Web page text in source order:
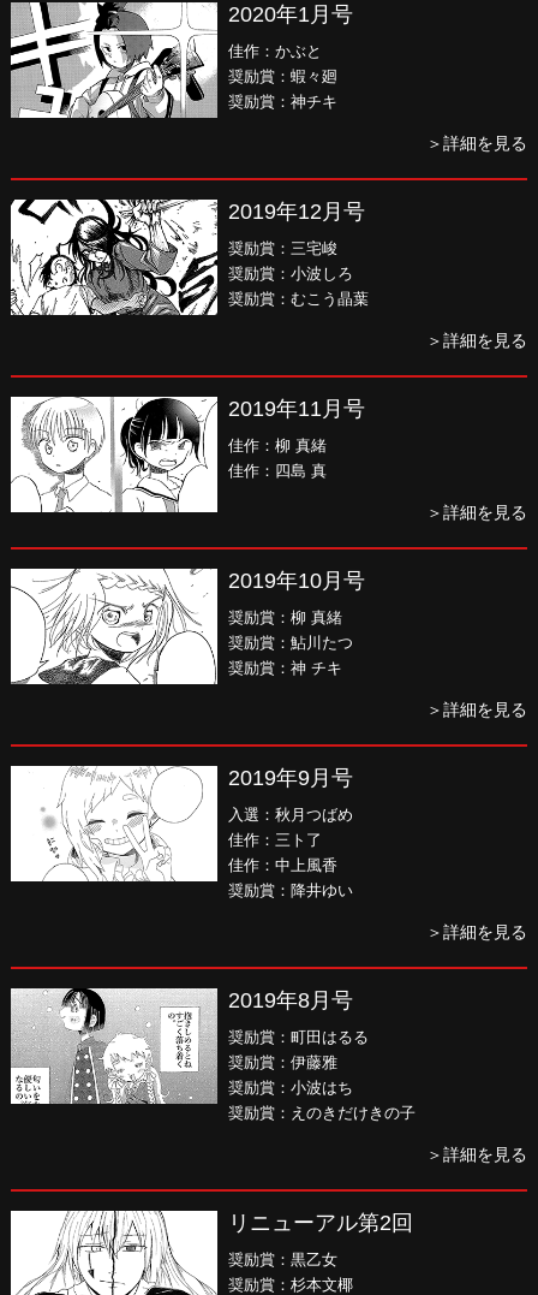
2020年1月号
佳作：かぶと
奨励賞：蝦々廻
奨励賞：神チキ
＞詳細を見る
2019年12月号
奨励賞：三宅峻
奨励賞：小波しろ
奨励賞：むこう晶葉
＞詳細を見る
2019年11月号
佳作：柳 真緒
佳作：四島 真
＞詳細を見る
2019年10月号
奨励賞：柳 真緒
奨励賞：鮎川たつ
奨励賞：神 チキ
＞詳細を見る
2019年9月号
入選：秋月つばめ
佳作：三ト了
佳作：中上風香
奨励賞：降井ゆい
＞詳細を見る
2019年8月号
奨励賞：町田はるる
奨励賞：伊藤雅
奨励賞：小波はち
奨励賞：えのきだけきの子
＞詳細を見る
リニューアル第2回
奨励賞：黒乙女
奨励賞：杉本文椰